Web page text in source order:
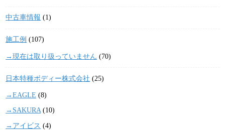
中古車情報 (1)
施工例 (107)
→現在は取り扱っていません (70)
日本特種ボディー株式会社 (25)
→EAGLE (8)
→SAKURA(10)
→アイビス (4)